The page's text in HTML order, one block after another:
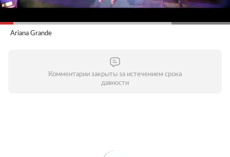
Ariana Grande
Комментарии закрыты за истечением срока
давности